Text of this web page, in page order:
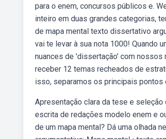
para o enem, concursos públicos e.
inteiro em duas grandes categorias,
de mapa mental texto dissertativo
vai te levar à sua nota 1000! Quando
nuances de 'dissertação' com
receber 12 temas recheados de
isso, separamos os principais pontos
Apresentação clara da tese e
escrita de redações modelo enem e
de um mapa mental? Dá uma olhada